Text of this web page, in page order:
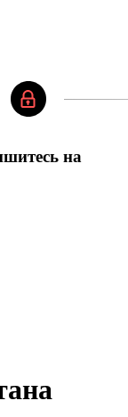
на